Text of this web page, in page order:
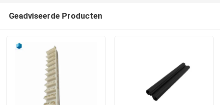
Geadviseerde Producten